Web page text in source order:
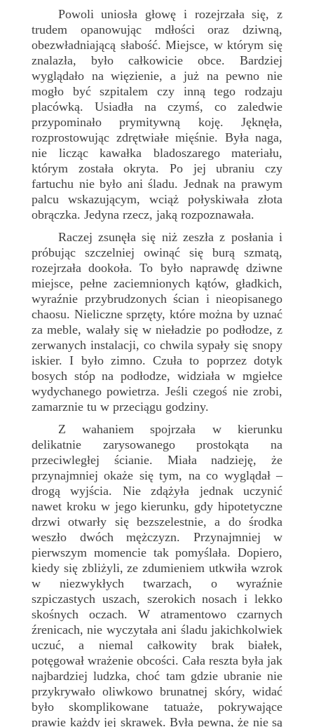
Powoli uniosła głowę i rozejrzała się, z
trudem opanowując mdłości oraz dziwną,
obezwładniającą słabość. Miejsce, w którym się
znalazła, było całkowicie obce. Bardziej
wyglądało na więzienie, a już na pewno nie
mogło być szpitalem czy inną tego rodzaju
placówką. Usiadła na czymś, co zaledwie
przypominało prymitywną koję. Jęknęła,
rozprostowując zdrętwiałe mięśnie. Była naga,
nie licząc kawałka bladoszarego materiału,
którym została okryta. Po jej ubraniu czy
fartuchu nie było ani śladu. Jednak na prawym
palcu wskazującym, wciąż połyskiwała złota
obrączka. Jedyna rzecz, jaką rozpoznawała.
Raczej zsunęła się niż zeszła z posłania i
próbując szczelniej owinąć się burą szmatą,
rozejrzała dookoła. To było naprawdę dziwne
miejsce, pełne zaciemnionych kątów, gładkich,
wyraźnie przybrudzonych ścian i nieopisanego
chaosu. Nieliczne sprzęty, które można by uznać
za meble, walały się w nieładzie po podłodze, z
zerwanych instalacji, co chwila sypały się snopy
iskier. I było zimno. Czuła to poprzez dotyk
bosych stóp na podłodze, widziała w mgiełce
wydychanego powietrza. Jeśli czegoś nie zrobi,
zamarznie tu w przeciągu godziny.
Z wahaniem spojrzała w kierunku
delikatnie zarysowanego prostokąta na
przeciwległej ścianie. Miała nadzieję, że
przynajmniej okaże się tym, na co wyglądał –
drogą wyjścia. Nie zdążyła jednak uczynić
nawet kroku w jego kierunku, gdy hipotetyczne
drzwi otwarły się bezszelestnie, a do środka
weszło dwóch mężczyzn. Przynajmniej w
pierwszym momencie tak pomyślała. Dopiero,
kiedy się zbliżyli, ze zdumieniem utkwiła wzrok
w niezwykłych twarzach, o wyraźnie
szpiczastych uszach, szerokich nosach i lekko
skośnych oczach. W atramentowo czarnych
źrenicach, nie wyczytała ani śladu jakichkolwiek
uczuć, a niemal całkowity brak białek,
potęgował wrażenie obcości. Cała reszta była jak
najbardziej ludzka, choć tam gdzie ubranie nie
przykrywało oliwkowo brunatnej skóry, widać
było skomplikowane tatuaże, pokrywające
prawie każdy jej skrawek. Była pewna, że nie są